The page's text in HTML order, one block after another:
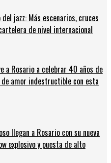
jazz: Más escenarios, cruces
de nivel internacional
a Rosario a celebrar 40 años de
de amor indestructible con esta
llegan a Rosario con su nueva
explosivo y puesta de alto